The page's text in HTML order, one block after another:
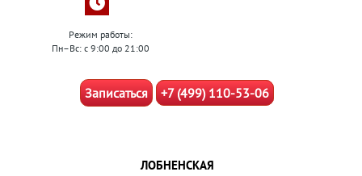
Режим работы:
Пн–Вс: с 9:00 до 21:00
Записаться +7 (499) 110-53-06
ЛОБНЕНСКАЯ